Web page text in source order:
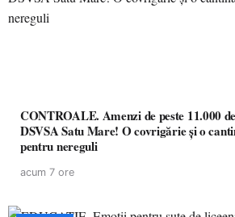
CONTROALE. Amenzi de peste 11.000
DSVSA Satu Mare! O covrigărie și o
pentru nereguli
acum 7 ore